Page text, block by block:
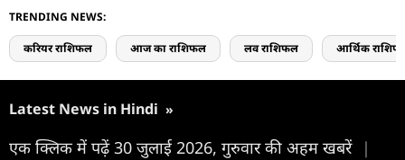
TRENDING NEWS:
करियर राशिफल आज का राशिफल लव राशिफल आर्थिक
Latest News in Hindi »
एक क्लिक में पढ़ें 30 जुलाई 2026, गुरुवार की अहम खबरें |